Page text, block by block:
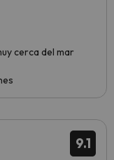
cerca del mar
9.1